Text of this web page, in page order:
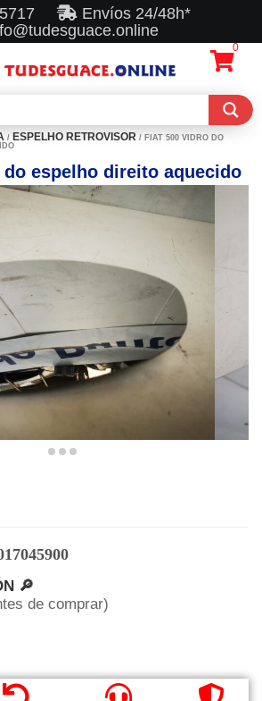
Envíos 24/48h*
0
/ ESPELHO RETROVISOR / FIAT 500 VIDRO DO
do espelho direito aquecido
🔎
de comprar)